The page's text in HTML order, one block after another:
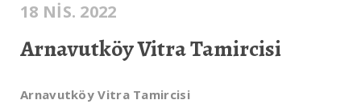
18 NIS. 2022
Arnavutköy Vitra Tamircisi
Arnavutköy Vitra Tamircisi